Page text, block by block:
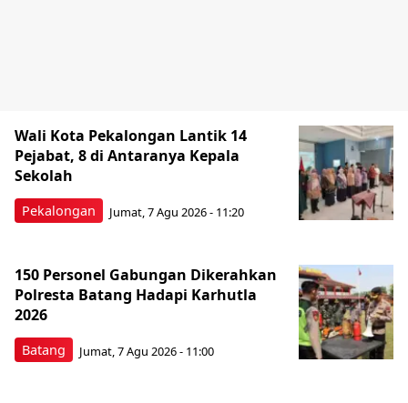
Pekalongan
Wali Kota Pekalongan Lantik 14
Pejabat, 8 di Antaranya Kepala
Sekolah
Jumat, 7 Agu 2026 - 11:20
Batang
150 Personel Gabungan Dikerahkan
Polresta Batang Hadapi Karhutla
2026
Jumat, 7 Agu 2026 - 11:00